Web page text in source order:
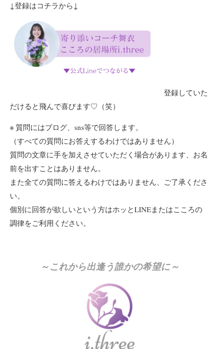
↓登録はコチラから↓
登録していた
だけると飛んで喜びます♡（笑）
※ 質問にはブログ、sns等で回答します。
（すべての質問にお答えするわけではありません）
質問の文章に手を加えさせていただく場合があります、お名
前を出すことはありません。
また全ての質問に答えるわけではありません、ご了承くださ
い。
個別に回答が欲しいという方はホッとLINEまたはこころの
調律をご利用ください。
～これから出逢う誰かの希望に～